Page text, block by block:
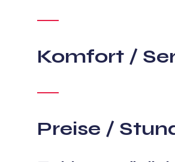
Komfort /
Preise /